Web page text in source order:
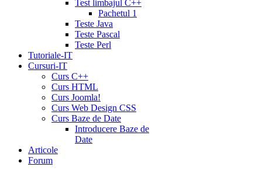
Test limbajul C++
Pachetul 1
Teste Java
Teste Pascal
Teste Perl
Tutoriale-IT
Cursuri-IT
Curs C++
Curs HTML
Curs Joomla!
Curs Web Design CSS
Curs Baze de Date
Introducere Baze de
Date
Articole
Forum